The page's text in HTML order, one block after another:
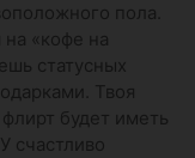
пола.
«кофе на
статусных
Твоя
будет иметь
счастливо